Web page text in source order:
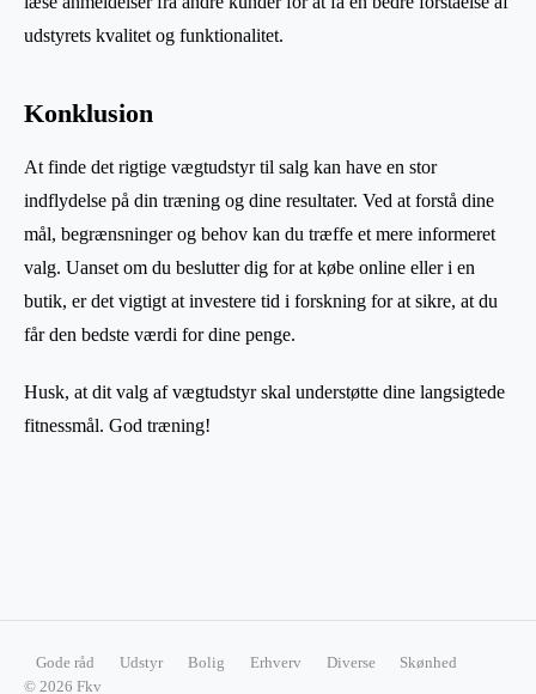
udstyrets kvalitet og funktionalitet.
Konklusion
At finde det rigtige vægtudstyr til salg kan have en stor
indflydelse på din træning og dine resultater. Ved at forstå dine
mål, begrænsninger og behov kan du træffe et mere informeret
valg. Uanset om du beslutter dig for at købe online eller i en
butik, er det vigtigt at investere tid i forskning for at sikre, at du
får den bedste værdi for dine penge.
Husk, at dit valg af vægtudstyr skal understøtte dine langsigtede
fitnessmål. God træning!
Gode råd Udstyr Bolig Erhverv Diverse
Skønhed
© 2026 Fkv